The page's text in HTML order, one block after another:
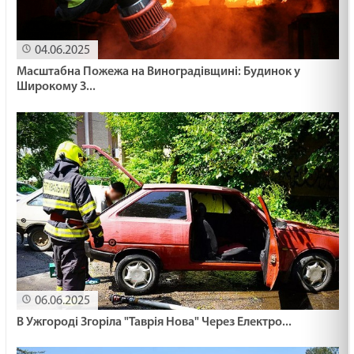
04.06.2025
Масштабна Пожежа на Виноградівщині: Будинок у
Широкому З...
06.06.2025
В Ужгороді Згоріла "Таврія Нова" Через Електро...